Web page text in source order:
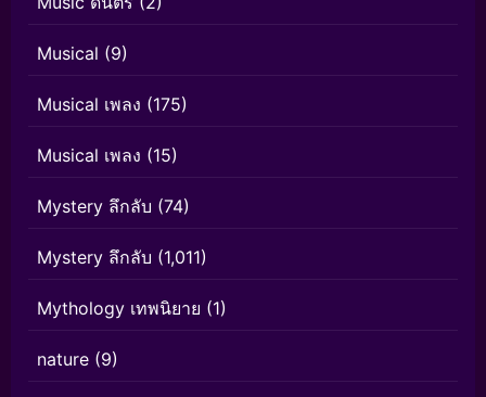
Musical (9)
Musical เพลง (175)
Musical เพลง (15)
Mystery ลึกลับ (74)
Mystery ลึกลับ (1,011)
Mythology เทพนิยาย (1)
nature (9)